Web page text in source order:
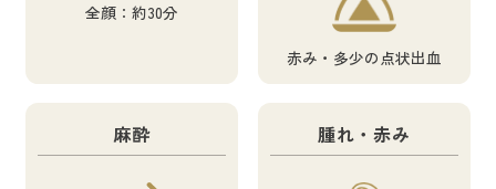
全顔：約30分
赤み・多少の点状出血
麻酔 腫れ・赤み